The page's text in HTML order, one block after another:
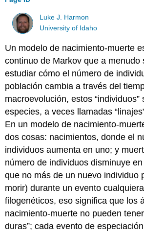
Luke J. Harmon
University of Idaho
Un modelo de nacimiento-muerte
continuo de Markov que a menudo
estudiar cómo el número de
población cambia a través del
macroevolución, estos “individuos”
especies, a veces llamadas
En un modelo de nacimiento-
dos cosas: nacimientos, donde el
individuos aumenta en uno; y
número de individuos disminuye
que no más de un nuevo individuo
morir) durante un evento
filogenéticos, eso significa que los
nacimiento-muerte no pueden
duras”; cada evento de